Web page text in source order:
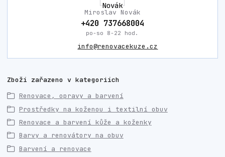
Miroslav Novák
+420 737668004
po-so 8-22 hod.
info@renovacekuze.cz
Zboží zařazeno v kategoriích
Renovace, opravy a barvení
Prostředky na koženou i textilní obuv
Renovace a barvení kůže a koženky
Barvy a renovátory na obuv
Barvení a renovace